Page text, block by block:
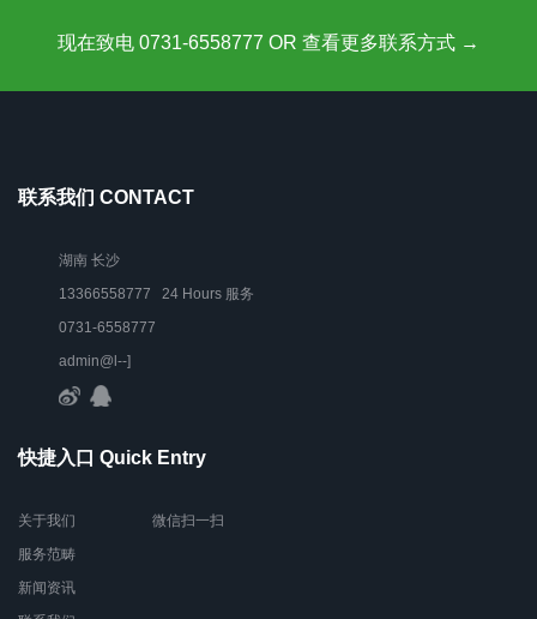
现在致电 0731-6558777 OR 查看更多联系方式 →
联系我们 CONTACT
湖南 长沙
13366558777 24 Hours 服务
0731-6558777
admin@l--]
快捷入口 Quick Entry
关于我们
服务范畴
新闻资讯
微信扫一扫